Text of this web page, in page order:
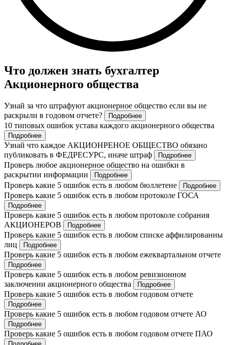
Что должен знать бухгалтер
Акционерного общества
Узнай за что штрафуют акционерное общество если вы не
раскрыли в годовом отчете?
Подробнее
10 типовых ошибок устава каждого акционерного общества
Подробнее
Узнай что каждое АКЦИОНРЕНОЕ ОБЩЕСТВО обязано
публиковать в ФЕДРЕСУРС, иначе штраф
Подробнее
Проверь любое акционерное общество на ошибки в
раскрытии информации
Подробнее
Проверь какие 5 ошибок есть в любом бюллетене Подробнее
Проверь какие 5 ошибок есть в любом протоколе ГОСА
Подробнее
Проверь какие 5 ошибок есть в любом протоколе собрания
АКЦИОНЕРОВ
Подробнее
Проверь какие 5 ошибок есть в любом списке аффилированны
лиц
Подробнее
Проверь какие 5 ошибок есть в любом ежеквартальном отчете
Подробнее
Проверь какие 5 ошибок есть в любом ревизионном
заключении акционерного общества
Подробнее
Проверь какие 5 ошибок есть в любом годовом отчете
Подробнее
Проверь какие 5 ошибок есть в любом годовом отчете АО
Подробнее
Проверь какие 5 ошибок есть в любом годовом отчете ПАО